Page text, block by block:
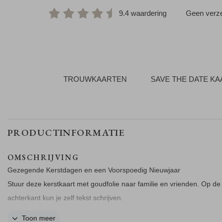
9.4 waardering Geen
TROUWKAARTEN SAVE THE DATE
PRODUCTINFORMATIE
OMSCHRIJVING
Gezegende Kerstdagen en een Voorspoedig Nieuwjaar
Stuur deze kerstkaart met goudfolie naar familie en vrienden. Op de
achterkant kun je zelf tekst schrijven.
Toon meer